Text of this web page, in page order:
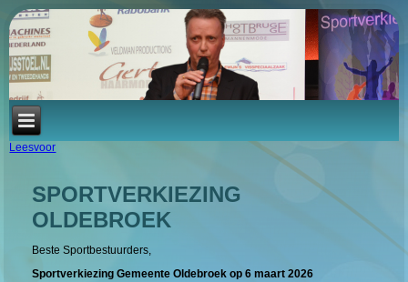
Leesvoor
SPORTVERKIEZING
OLDEBROEK
Beste Sportbestuurders,
Sportverkiezing Gemeente Oldebroek op 6 maart 2026